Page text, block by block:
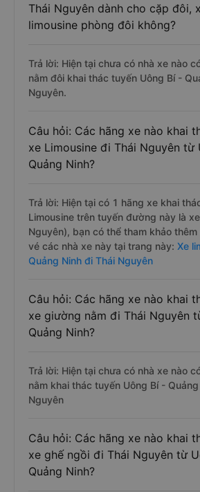
Thái Nguyên dành cho cặp đôi,
limousine phòng đôi không?
Trả lời: Hiện tại chưa có nhà xe nào
nằm đôi khai thác tuyến Uông Bí -
Nguyên.
Câu hỏi: Các hãng xe nào khai
xe Limousine đi Thái Nguyên từ
Quảng Ninh?
Trả lời: Hiện tại có 1 hãng xe khai
Limousine trên tuyến đường này là
Nguyên), bạn có thể tham khảo
vé các nhà xe này tại trang này: Xe
Quảng Ninh đi Thái Nguyên
Câu hỏi: Các hãng xe nào khai
xe giường nằm đi Thái Nguyên
Quảng Ninh?
Trả lời: Hiện tại chưa có nhà xe nào
nằm khai thác tuyến Uông Bí -
Nguyên
Câu hỏi: Các hãng xe nào khai
xe ghế ngồi đi Thái Nguyên từ
Quảng Ninh?